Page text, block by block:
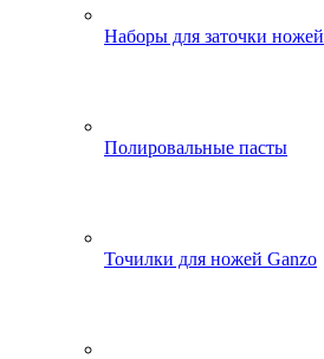
Наборы для заточки ножей
Полировальные пасты
Точилки для ножей Ganzo